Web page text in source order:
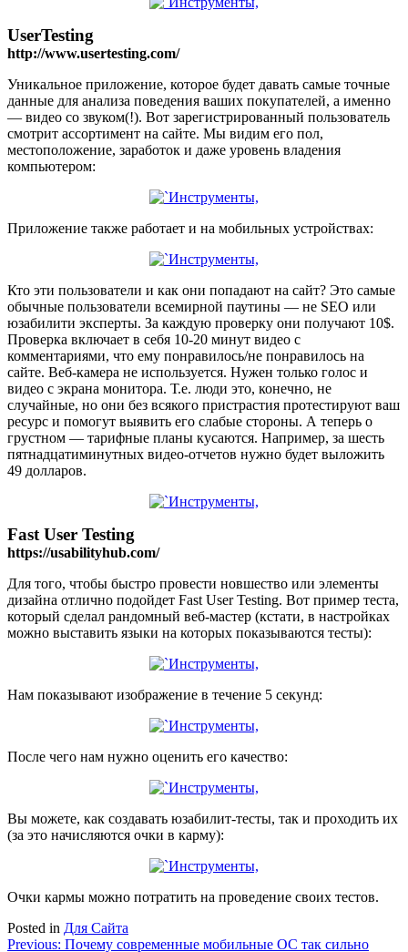
UserTesting
http://www.usertesting.com/
Уникальное приложение, которое будет давать самые точные
данные для анализа поведения ваших покупателей, а именно
— видео со звуком(!). Вот зарегистрированный пользователь
смотрит ассортимент на сайте. Мы видим его пол,
местоположение, заработок и даже уровень владения
компьютером:
Приложение также работает и на мобильных устройствах:
Кто эти пользователи и как они попадают на сайт? Это самые
обычные пользователи всемирной паутины — не SEO или
юзабилити эксперты. За каждую проверку они получают 10$.
Проверка включает в себя 10-20 минут видео с
комментариями, что ему понравилось/не понравилось на
сайте. Веб-камера не используется. Нужен только голос и
видео с экрана монитора. Т.е. люди это, конечно, не
случайные, но они без всякого пристрастия протестируют ваш
ресурс и помогут выявить его слабые стороны. А теперь о
грустном — тарифные планы кусаются. Например, за шесть
пятнадцатиминутных видео-отчетов нужно будет выложить
49 долларов.
Fast User Testing
https://usabilityhub.com/
Для того, чтобы быстро провести новшество или элементы
дизайна отлично подойдет Fast User Testing. Вот пример теста,
который сделал рандомный веб-мастер (кстати, в настройках
можно выставить языки на которых показываются тесты):
Нам показывают изображение в течение 5 секунд:
После чего нам нужно оценить его качество:
Вы можете, как создавать юзабилит-тесты, так и проходить их
(за это начисляются очки в карму):
Очки кармы можно потратить на проведение своих тестов.
Posted in Для Сайта
Previous: Почему современные мобильные ОС так сильно